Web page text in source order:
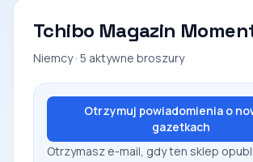
Tchibo Magazin
Niemcy · 5 aktywne broszury
Otrzymuj powiadomienia o
gazetkach
Otrzymasz e-mail, gdy ten sklep